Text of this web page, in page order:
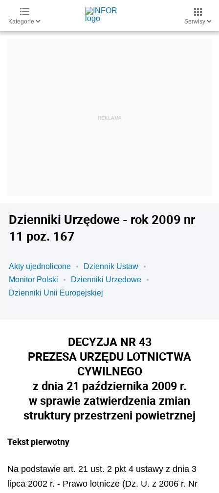
Kategorie Serwisy
Dzienniki Urzędowe - rok 2009 nr
11 poz. 167
Akty ujednolicone
Dziennik Ustaw
Monitor Polski
Dzienniki Urzędowe
Dzienniki Unii Europejskiej
DECYZJA NR 43
PREZESA URZĘDU LOTNICTWA
CYWILNEGO
z dnia 21 października 2009 r.
w sprawie zatwierdzenia zmian
struktury przestrzeni powietrznej
Tekst pierwotny
Na podstawie art. 21 ust. 2 pkt 4 ustawy z dnia 3
lipca 2002 r. - Prawo lotnicze (Dz. U. z 2006 r. Nr